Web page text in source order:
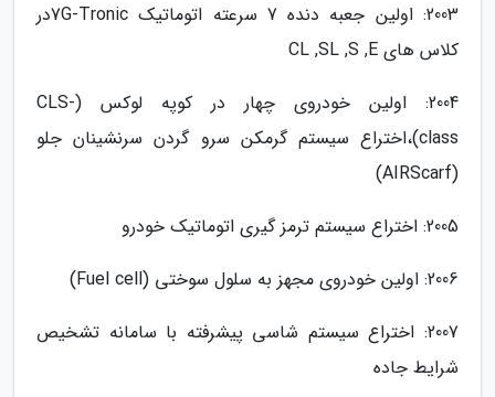
2003: اولین جعبه دنده 7 سرعته اتوماتیک 7G-Tronicدر
کلاس­ های CL ,SL ,S ,E
2004: اولین خودروی چهار در کوپه لوکس (CLS-
class)،اختراع سیستم گرمکن سرو گردن سرنشینان جلو
(AIRScarf)
2005: اختراع سیستم ترمز گیری اتوماتیک خودرو
2006: اولین خودروی مجهز به سلول سوختی (Fuel cell)
2007: اختراع سیستم شاسی پیشرفته با سامانه تشخیص
شرایط جاده